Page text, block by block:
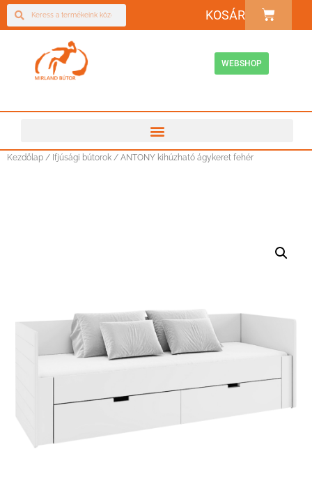
KOSÁR
WEBSHOP
Kezdőlap / Ifjúsági bútorok / ANTONY kihúzható ágykeret fehér